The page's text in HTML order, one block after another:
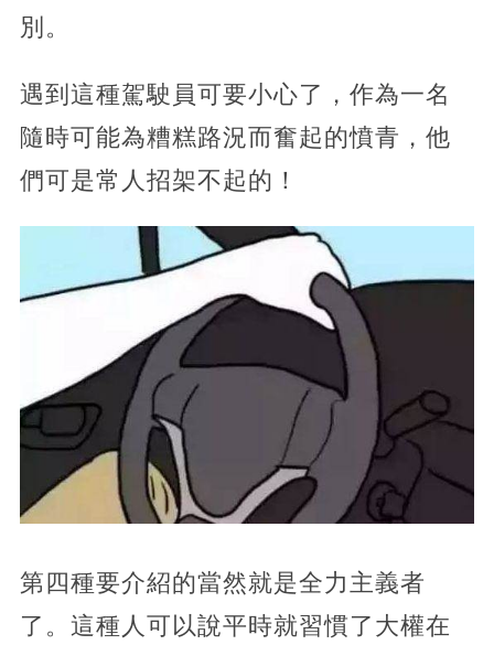
別。
遇到這種駕駛員可要小心了，作為一名
隨時可能為糟糕路況而奮起的憤青，他
們可是常人招架不起的！
​第四種要介紹的當然就是全力主義者
了。這種人可以說平時就習慣了大權在